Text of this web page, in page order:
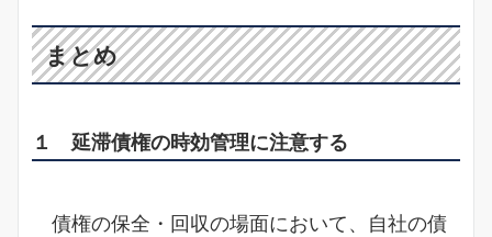
まとめ
１ 延滞債権の時効管理に注意する
債権の保全・回収の場面において、自社の債